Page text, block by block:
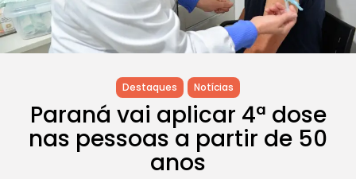
Destaques Notícias
Paraná vai aplicar 4ª dose
nas pessoas a partir de 50
anos